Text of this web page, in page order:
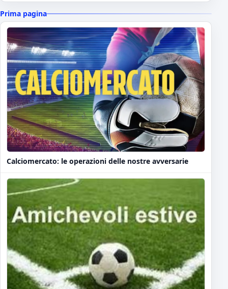
Prima pagina
Calciomercato: le operazioni delle nostre avversarie